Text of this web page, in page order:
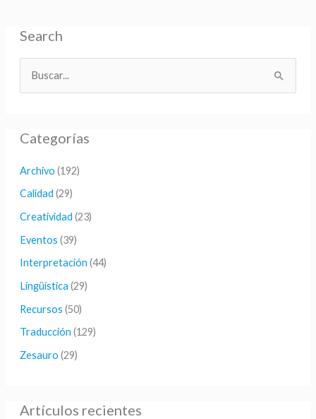
Search
c
o
r
Categorías
Archivo (192)
Calidad (29)
Creatividad (23)
Eventos (39)
Interpretación (44)
Lingüística (29)
Recursos (50)
Traducción (129)
Zesauro (29)
Artículos recientes